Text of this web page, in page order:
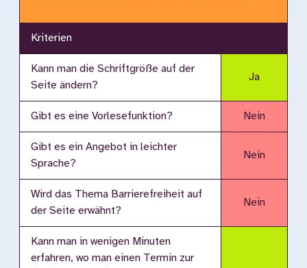
Kriterien
Kann man die Schriftgröße auf der
Seite ändern?
Ja
Gibt es eine Vorlesefunktion? Nein
Gibt es ein Angebot in leichter
Sprache?
Nein
Wird das Thema Barrierefreiheit auf
der Seite erwähnt?
Nein
Kann man in wenigen Minuten
erfahren, wo man einen Termin zur